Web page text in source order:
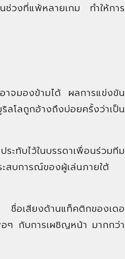
วงที่แพ้หลายเกม ทำให้การ
าจมองข้ามได้ ผลการแข่งขัน
โลถูกอ้างถึงบ่อยครั้งว่าเป็น
ทับไว้ในบรรดาเพื่อนร่วมทีม
บการณ์ของผู้เล่นภายใต้
ชื่อเสียงด้านแท็คติกของเดอ
ๆ กับการเผชิญหน้า มากกว่า